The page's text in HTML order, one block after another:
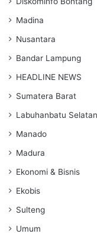
Madina
Nusantara
Bandar Lampung
HEADLINE NEWS
Sumatera Barat
Labuhanbatu Selatan
Manado
Madura
Ekonomi & Bisnis
Ekobis
Sulteng
Umum